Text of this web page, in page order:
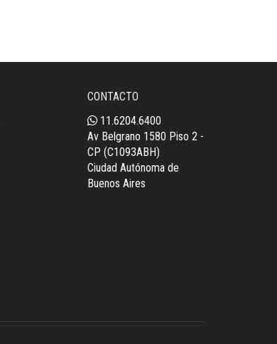
CONTACTO
11.6204.6400
Av Belgrano 1580 Piso 2 -
CP (C1093ABH)
Ciudad Autónoma de
Buenos Aires